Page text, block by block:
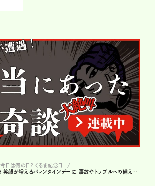
今日は何の日？ くるま記念日
自動車保険はなぜ必要？ 笑顔が増えるバレンタインデーに、事故やトラブルへの備えを考える